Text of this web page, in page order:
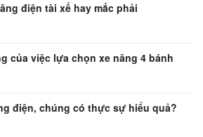
điện tài xế hay mắc phải
của việc lựa chọn xe nâng 4 bánh
điện, chúng có thực sự hiểu quả?